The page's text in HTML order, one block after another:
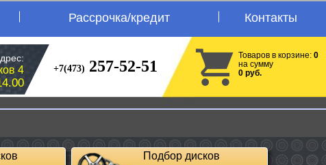
Рассрочка/кредит Контакты
4 +7(473) 257-52-51
Товаров в корзине: 0
на сумму
0 руб.
Подбор дисков